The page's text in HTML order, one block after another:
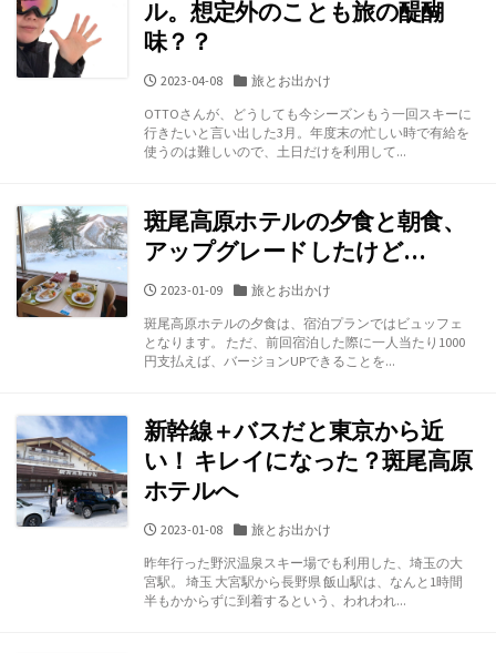
ル。想定外のことも旅の醍醐
味？？
公
日
2023-04-08
カ
ゴ
リ
ー
旅とお出かけ
OTTOさんが、どうしても今シーズンもう一回スキーに
行きたいと言い出した3月。年度末の忙しい時で有給を
使うのは難しいので、土日だけを利用して...
斑尾高原ホテルの夕食と朝食、
アップグレードしたけど…
公
日
2023-01-09
カ
ゴ
リ
ー
旅とお出かけ
斑尾高原ホテルの夕食は、宿泊プランではビュッフェ
となります。 ただ、前回宿泊した際に一人当たり1000
円支払えば、バージョンUPできることを...
新幹線＋バスだと東京から近
い！ キレイになった？斑尾高原
ホテルへ
公
日
2023-01-08
カ
ゴ
リ
ー
旅とお出かけ
昨年行った野沢温泉スキー場でも利用した、埼玉の大
宮駅。 埼玉 大宮駅から長野県 飯山駅は、なんと1時間
半もかからずに到着するという、われわれ...